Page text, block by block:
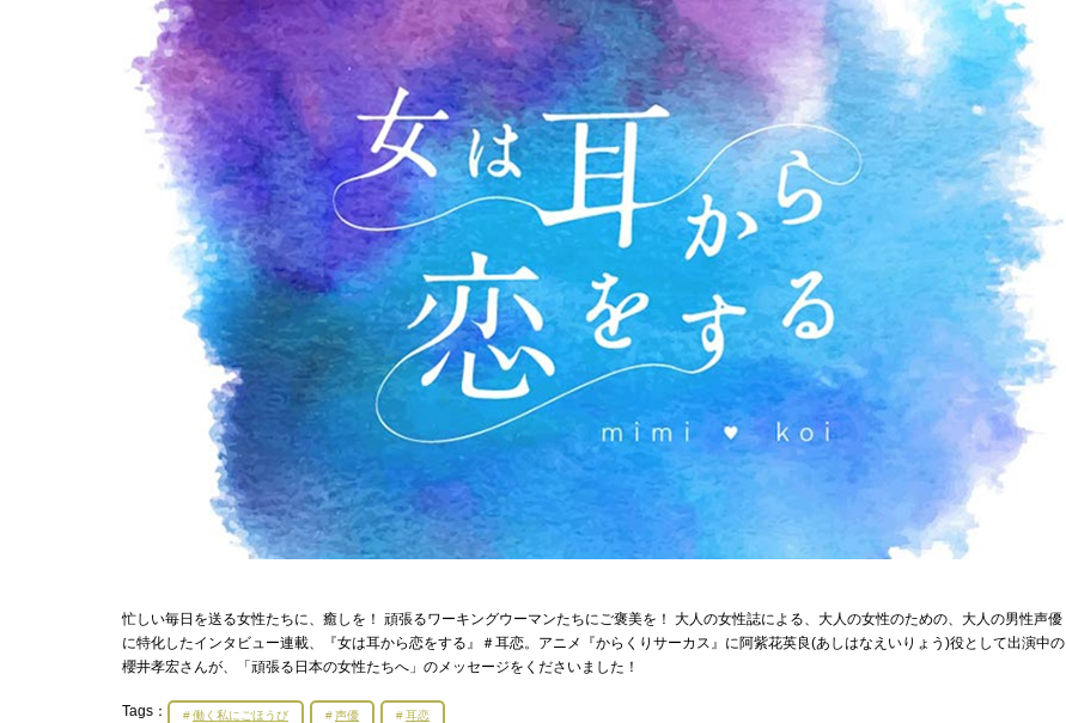
忙しい毎日を送る女性たちに、癒しを！ 頑張るワーキングウーマンたちにご褒美を！ 大人の女性誌による、大人の女性のための、大人の男性声優
に特化したインタビュー連載、『女は耳から恋をする』＃耳恋。アニメ『からくりサーカス』に阿紫花英良(あしはなえいりょう)役として出演中の
櫻井孝宏さんが、「頑張る日本の女性たちへ」のメッセージをくださいました！
Tags： 働く私にごほうび 声優 耳恋